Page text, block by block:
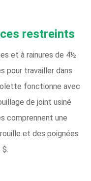
restreints
et à rainures de 4½
pour travailler dans
fonctionne avec
de joint usiné
comprennent une
et des poignées